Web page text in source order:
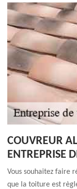
COUVREUR
ENTREPRISE
Vous souhaitez faire
que la toiture est